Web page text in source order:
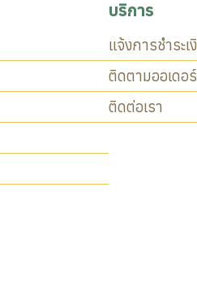
บริการ
แจ้งการชำระเ
ติดตามออเดอร์
ติดต่อเรา